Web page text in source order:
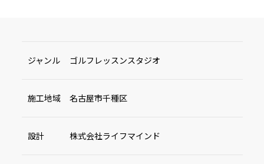
ジャンル ゴルフレッスンスタジオ
施工地域 名古屋市千種区
設計 株式会社ライフマインド